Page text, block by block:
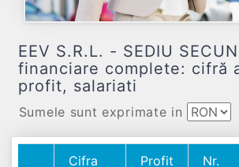
EEV S.R.L. - SEDIU
financiare complete: cifră
profit, salariati
Sumele sunt exprimate in
Cifra
Profit
Nr.